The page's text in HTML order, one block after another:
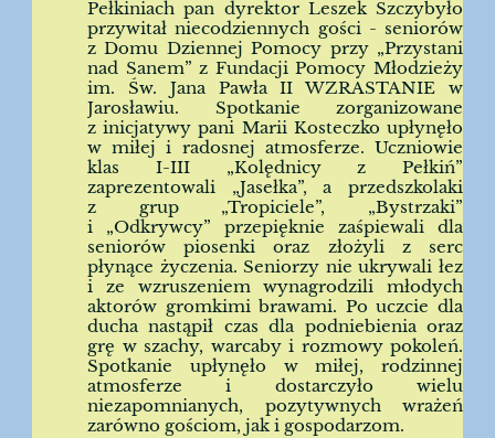
Pełkiniach pan dyrektor Leszek Szczybyło
przywitał niecodziennych gości - seniorów
z Domu Dziennej Pomocy przy „Przystani
nad Sanem” z Fundacji Pomocy Młodzieży
im. Św. Jana Pawła II WZRASTANIE w
Jarosławiu. Spotkanie zorganizowane
z inicjatywy pani Marii Kosteczko upłynęło
w miłej i radosnej atmosferze. Uczniowie
klas I-III „Kolędnicy z Pełkiń”
zaprezentowali „Jasełka”, a przedszkolaki
z grup „Tropiciele”, „Bystrzaki”
i „Odkrywcy” przepięknie zaśpiewali dla
seniorów piosenki oraz złożyli z serc
płynące życzenia. Seniorzy nie ukrywali łez
i ze wzruszeniem wynagrodzili młodych
aktorów gromkimi brawami. Po uczcie dla
ducha nastąpił czas dla podniebienia oraz
grę w szachy, warcaby i rozmowy pokoleń.
Spotkanie upłynęło w miłej, rodzinnej
atmosferze i dostarczyło wielu
niezapomnianych, pozytywnych wrażeń
zarówno gościom, jak i gospodarzom.